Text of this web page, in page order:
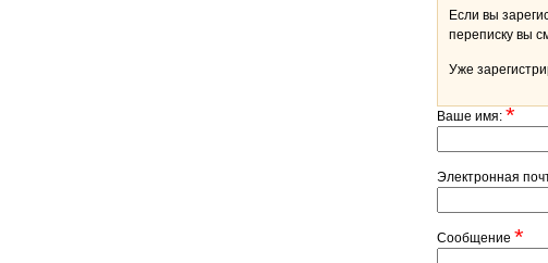
Если вы
Уже
Ваше имя: *
Электронная
Сообщение *